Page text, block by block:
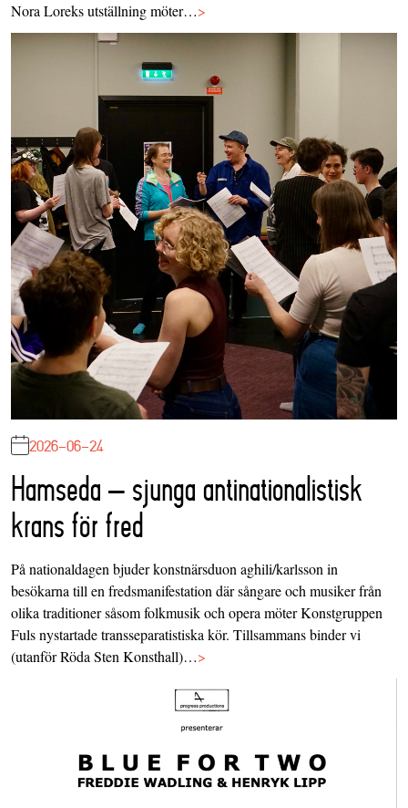
Nora Loreks utställning möter…>
2026-06-24
Hamseda – sjunga antinationalistisk
krans för fred
På nationaldagen bjuder konstnärsduon aghili/karlsson in
besökarna till en fredsmanifestation där sångare och musiker från
olika traditioner såsom folkmusik och opera möter Konstgruppen
Fuls nystartade transseparatistiska kör. Tillsammans binder vi
(utanför Röda Sten Konsthall)…>